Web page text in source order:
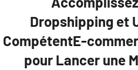
Dropshipping et
CompétentE-
pour Lancer une